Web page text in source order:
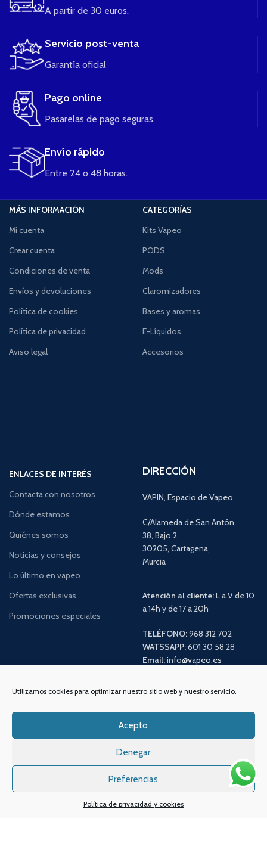
Utilizamos cookies para optimizar nuestro sitio web y nuestro servicio.
Acepto
Denegar
Preferencias
Política de privacidad y cookies
A partir de 30 euros.
Servicio post-venta
Garantía oficial
Pago online
Pasarelas de pago seguras.
Envío rápido
Entre 24 o 48 horas.
MÁS INFORMACIÓN
Mi cuenta
Crear cuenta
Condiciones de venta
Envíos y devoluciones
Política de cookies
Política de privacidad
Aviso legal
CATEGORÍAS
Kits Vapeo
PODS
Mods
Claromizadores
Bases y aromas
E-Líquidos
Accesorios
ENLACES DE INTERÉS
Contacta con nosotros
Dónde estamos
Quiénes somos
Noticias y consejos
Lo último en vapeo
Ofertas exclusivas
Promociones especiales
DIRECCIÓN
VAPIN, Espacio de Vapeo
C/Alameda de San Antón,
38, Bajo 2,
30205, Cartagena,
Murcia
Atención al cliente:L a V de 10
a 14h y de 17 a 20h
TELÉFONO:968 312 702
WATSSAPP:601 30 58 28
Email:info@vapeo.es